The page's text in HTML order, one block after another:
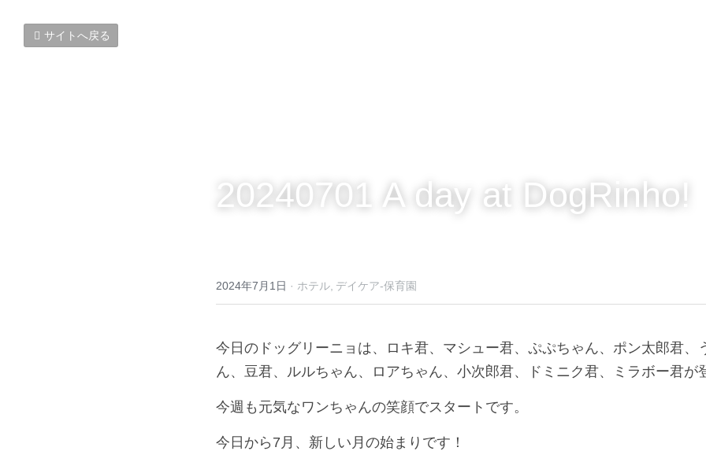
サイトへ戻る
20240701 A day at DogRinho!
2024年7月1日 · ホテル, デイケア-保育園
今日のドッグリーニョは、ロキ君、マシュー君、ぷぷちゃん、ポン太郎君、
ん、豆君、ルルちゃん、ロアちゃん、小次郎君、ドミニク君、ミラボー君が
今週も元気なワンちゃんの笑顔でスタートです。
今日から7月、新しい月の始まりです！